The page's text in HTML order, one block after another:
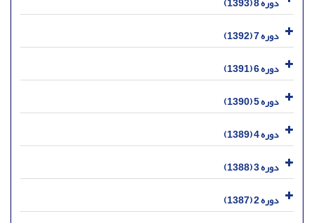
دوره 7 (1392)
دوره 6 (1391)
دوره 5 (1390)
دوره 4 (1389)
دوره 3 (1388)
دوره 2 (1387)